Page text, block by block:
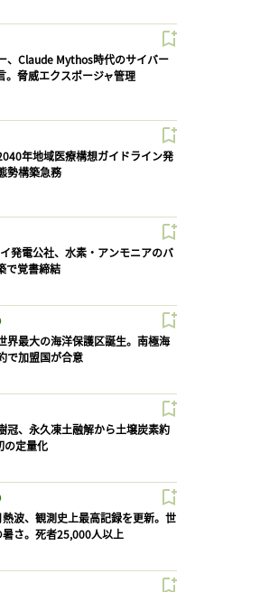
、Claude Mythos時代のサイバー
。脅威エクスポージャ管理
年地域医療構想ガイドライン発
勢構築急務
イ発電公社、水素・アンモニアのバ
で覚書締結
界最大の海洋保護区誕生。南極海
で加盟国が合意
冠、永久凍土融解から土壌炭素約
の定量化
熱波、観測史上最高記録を更新。世
さ。死者25,000人以上